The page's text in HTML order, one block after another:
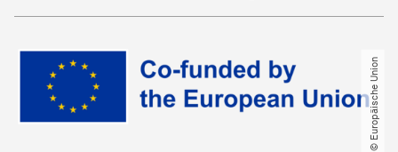
© Europäische Union